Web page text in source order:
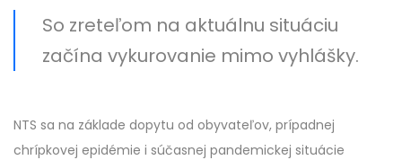
So zreteľom na aktuálnu situáciu
začína vykurovanie mimo vyhlášky.
NTS sa na základe dopytu od obyvateľov, prípadnej
chrípkovej epidémie i súčasnej pandemickej situácie